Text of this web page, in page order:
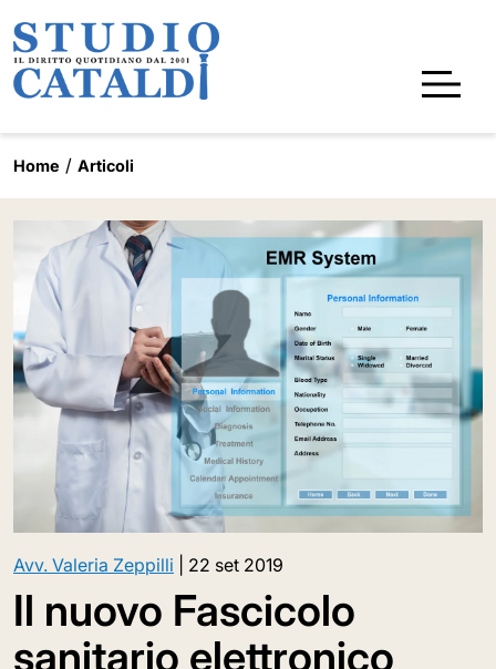
Home Articoli
Avv. Valeria Zeppilli 22 set 2019
Il nuovo Fascicolo
sanitario elettronico